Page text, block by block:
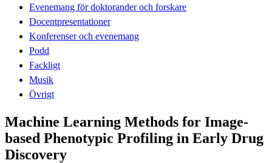
Evenemang för doktorander och forskare
Docentpresentationer
Konferenser och evenemang
Podd
Fackligt
Musik
Övrigt
Machine Learning Methods for Image-
based Phenotypic Profiling in Early Drug
Discovery